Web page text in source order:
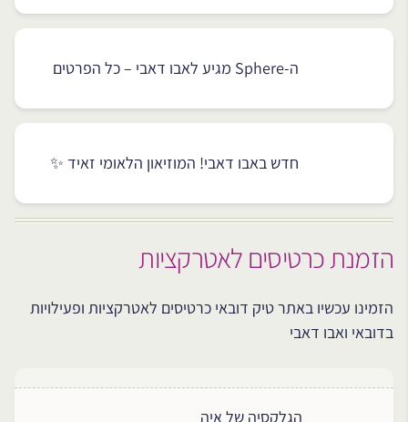
ה-Sphere מגיע לאבו דאבי – כל הפרטים
חדש באבו דאבי! המוזיאון הלאומי זאיד ✨
הזמנת כרטיסים לאטרקציות
הזמינו עכשיו באתר טיק דובאי כרטיסים לאטרקציות ופעילויות
בדובאי ואבו דאבי
הגלקסיה של איה